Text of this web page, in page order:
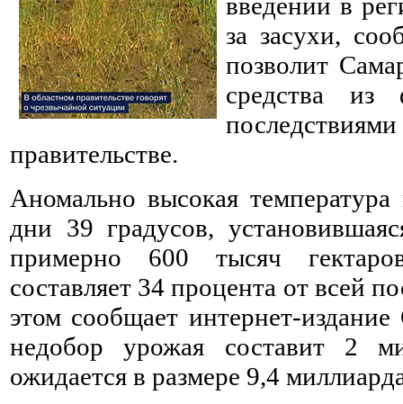
за засухи,
позволит
средства из
правительстве.
Аномально высокая температура
дни 39 градусов,
примерно 600 тысяч
составляет 34 процента от всей
этом сообщает интернет-
недобор урожая составит 2
ожидается в размере 9,4